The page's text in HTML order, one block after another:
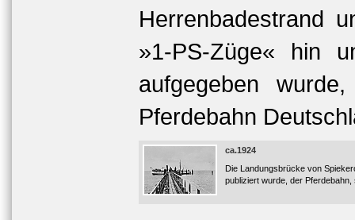
Herrenbadestrand
»1-PS-Züge« hin
aufgegeben
Pferdebahn
ca.1924
Die Landungsbrücke von
publiziert wurde, der